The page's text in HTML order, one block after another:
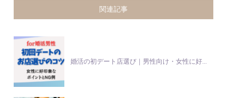
関連記事
婚活の初デート店選び｜男性向け・女性に好...